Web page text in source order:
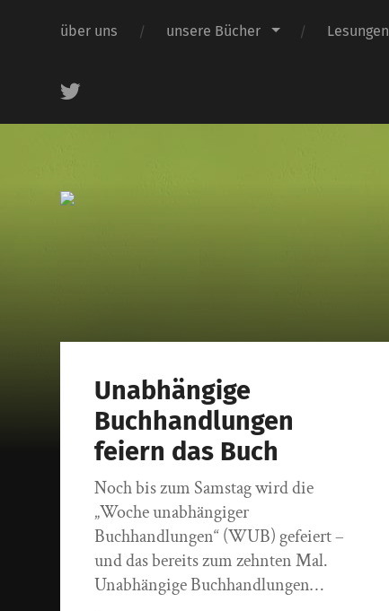
über uns unsere Bücher Lesungen
Unabhängige
Buchhandlungen
feiern das Buch
Noch bis zum Samstag wird die
„Woche unabhängiger
Buchhandlungen“ (WUB) gefeiert –
und das bereits zum zehnten Mal.
Unabhängige Buchhandlungen…